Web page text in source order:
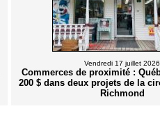
Vendredi 17 juillet 2026
Commerces de proximité :
200 $ dans deux projets de la
Richmond